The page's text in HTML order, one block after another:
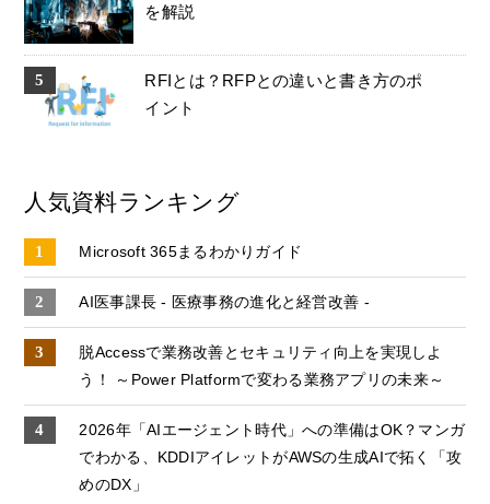
を解説
RFIとは？RFPとの違いと書き方のポ
イント
人気資料ランキング
Microsoft 365まるわかりガイド
AI医事課長 - 医療事務の進化と経営改善 -
脱Accessで業務改善とセキュリティ向上を実現しよ
う！ ～Power Platformで変わる業務アプリの未来～
2026年「AIエージェント時代」への準備はOK？マンガ
でわかる、KDDIアイレットがAWSの生成AIで拓く「攻
めのDX」